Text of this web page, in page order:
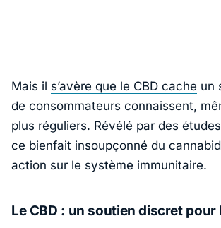
Mais il s’avère que le CBD cache un
de consommateurs connaissent,
plus réguliers. Révélé par des
ce bienfait insoupçonné du
action sur le système immunitaire.
Le CBD : un soutien discret pour